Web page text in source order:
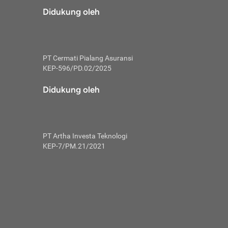
tidak
skor
Mulai
kembali ideal.
utang
Didukung oleh
PT Cermati Pialang Asuransi
KEP-596/PD.02/2025
Didukung oleh
PT Artha Investa Teknologi
KEP-7/PM.21/2021